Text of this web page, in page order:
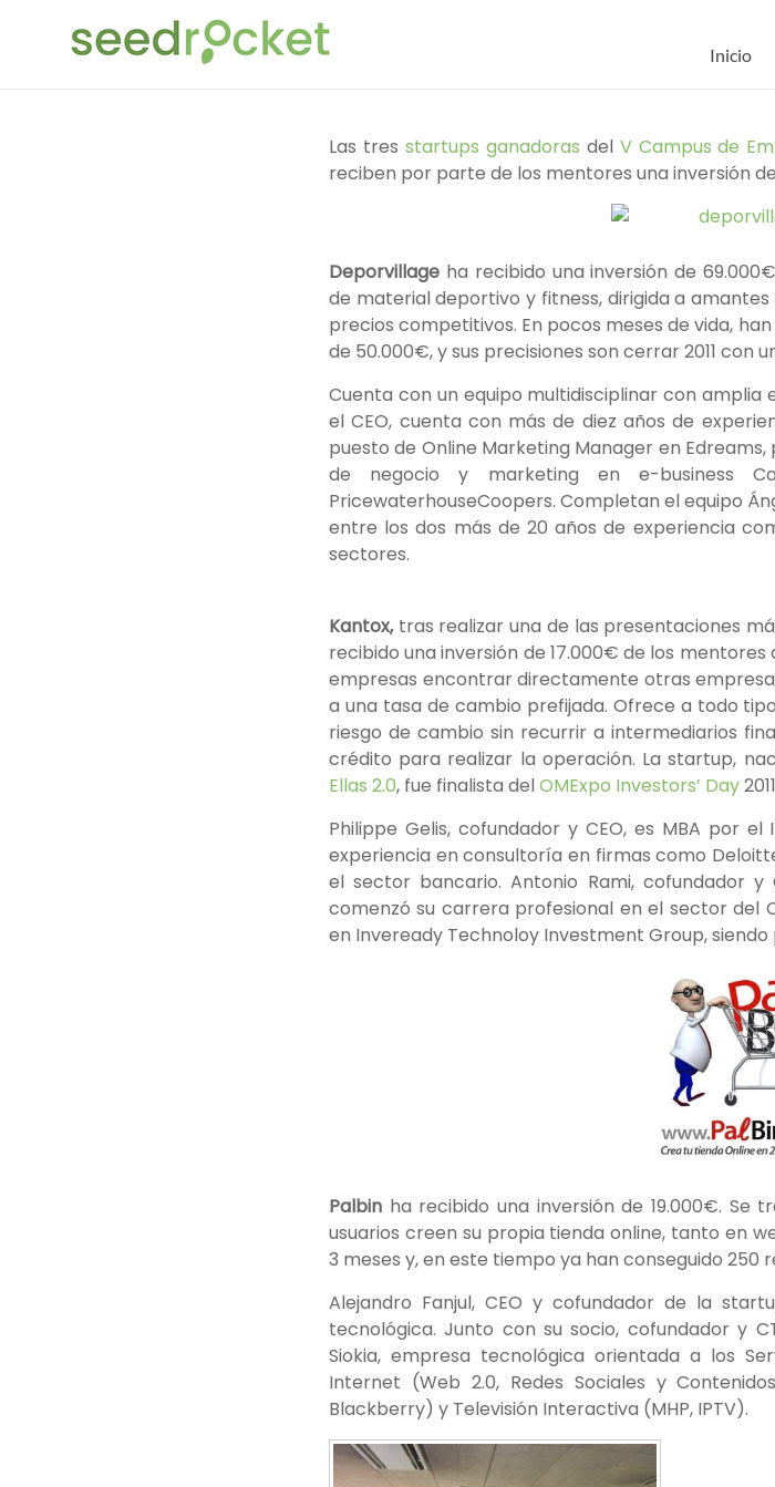
contenidoSeedRocket Inicio
Las tres startups ganadoras del V Campus de
reciben por parte de los mentores una inversión
Deporvillage ha recibido una inversión de
de material deportivo y fitness, dirigida a
precios competitivos. En pocos meses de vida,
de 50.000€, y sus precisiones son cerrar 2011 con
Cuenta con un equipo multidisciplinar con amplia
el CEO, cuenta con más de diez años de
puesto de Online Marketing Manager en
de negocio y marketing en e-business
PricewaterhouseCoopers. Completan el equipo
entre los dos más de 20 años de experiencia
sectores.
Kantox, tras realizar una de las presentaciones
recibido una inversión de 17.000€ de los
empresas encontrar directamente otras
a una tasa de cambio prefijada. Ofrece a todo
riesgo de cambio sin recurrir a intermediarios
crédito para realizar la operación. La startup,
Ellas 2.0, fue finalista delOMExpo Investors’ Day
Philippe Gelis, cofundador y CEO, es MBA por
experiencia en consultoría en firmas como
el sector bancario. Antonio Rami, cofundador y
comenzó su carrera profesional en el sector del
en Inveready Technoloy Investment Group,
Palbin ha recibido una inversión de 19.000€. Se
usuarios creen su propia tienda online, tanto en
3 meses y, en este tiempo ya han conseguido 250
Alejandro Fanjul, CEO y cofundador de la
tecnológica. Junto con su socio, cofundador y
Siokia, empresa tecnológica orientada a los
Internet (Web 2.0, Redes Sociales y
Blackberry) y Televisión Interactiva (MHP, IPTV).